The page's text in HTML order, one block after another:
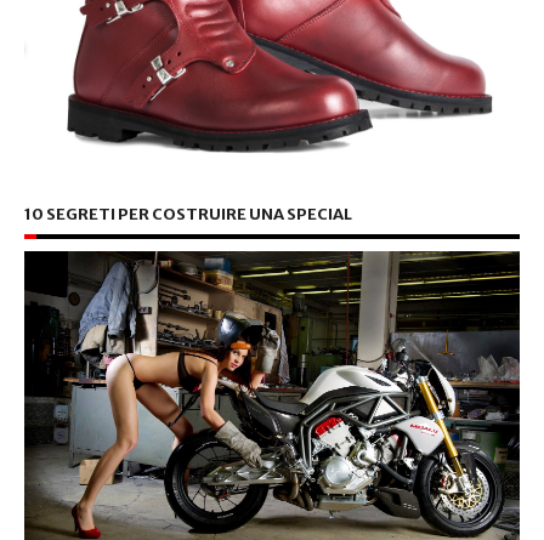
10 SEGRETI PER COSTRUIRE UNA SPECIAL